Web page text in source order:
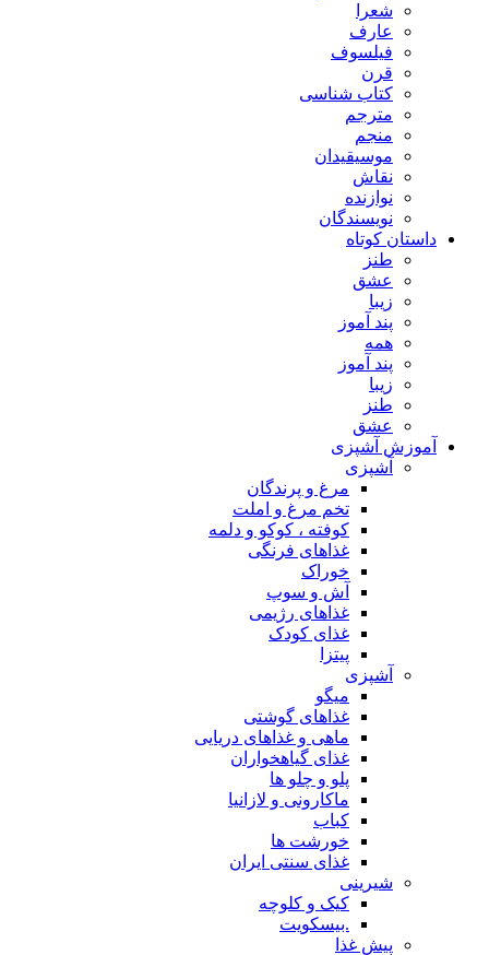
شعرا
عارف
فیلسوف
قرن
کتاب شناسی
مترجم
منجم
موسیقیدان
نقاش
نوازنده
نویسندگان
داستان کوتاه
طنز
عشق
زیبا
پند آموز
همه
پند آموز
زیبا
طنز
عشق
آموزش آشپزی
آشپزی
مرغ و پرندگان
تخم مرغ و املت
کوفته ، کوکو و دلمه
غذاهای فرنگی
خوراک
آش و سوپ
غذاهای رژیمی
غذای کودک
پیتزا
آشپزی
میگو
غذاهای گوشتی
ماهی و غذاهای دریایی
غذای گیاهخواران
پلو و چلو ها
ماکارونی و لازانیا
کباب
خورشت ها
غذای سنتی ایران
شیرینی
کیک و کلوچه
.بیسکویت
پیش غذا